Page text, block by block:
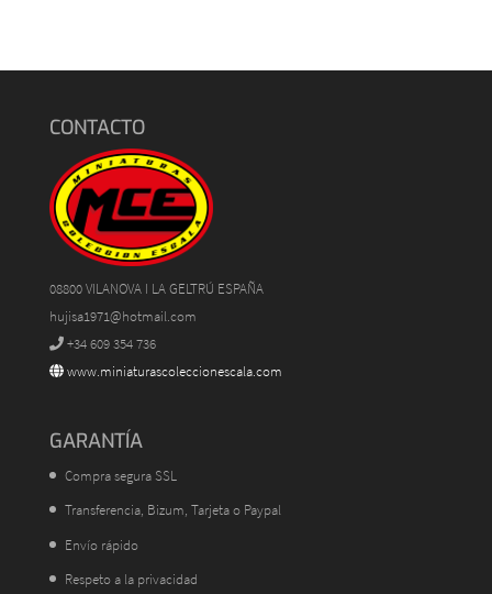
19,99€. 16,99€.
CONTACTO
08800 VILANOVA I LA GELTRÚ ESPAÑA
hujisa1971@hotmail.com
+34 609 354 736
www.miniaturascoleccionescala.com
GARANTÍA
Compra segura SSL
Transferencia, Bizum, Tarjeta o Paypal
Envío rápido
Respeto a la privacidad